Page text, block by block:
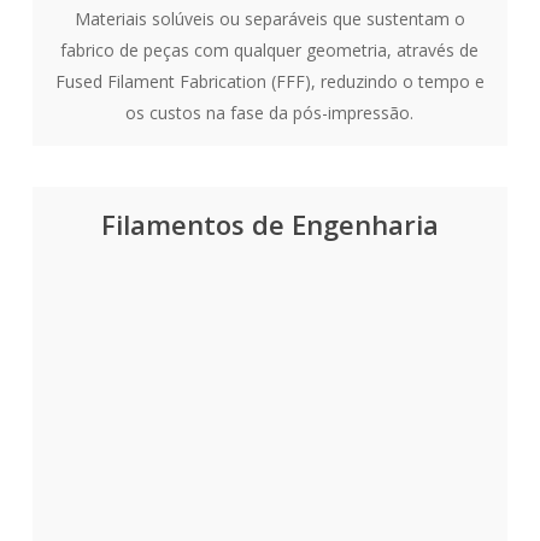
Materiais solúveis ou separáveis que sustentam o
fabrico de peças com qualquer geometria, através de
Fused Filament Fabrication (FFF), reduzindo o tempo e
os custos na fase da pós-impressão.
Filamentos de Engenharia